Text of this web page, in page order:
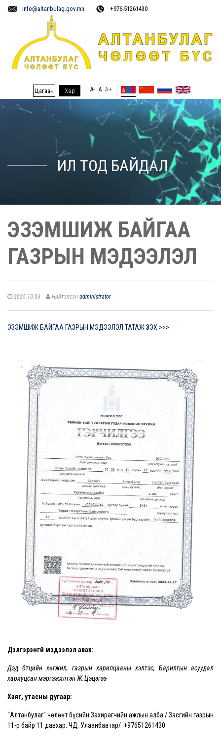
info@altanbulag.gov.mn +976-51261430
Цагаан Хар A- A A+
ИЛ ТОД БАЙДАЛ
ЭЗЭМШИЖ БАЙГАА
ГАЗРЫН МЭДЭЭЛЭЛ
2025.10.06 Нийтэлсэн administrator
ЭЗЭМШИЖ БАЙГАА ГАЗРЫН МЭДЭЭЛЭЛ ТАТАЖ ҮЗЭХ >>>
Дэлгэрэнгүй мэдээлэл авах:
Дэд бүтцийн хөгжил, газрын харилцааны хэлтэс, Барилгын асуудал
хариуцсан мэргэжилтэн Ж.Цэцэгээ
Хаяг, утасны дугаар:
“Алтанбулаг" чөлөөт бүсийн Захирагчийн ажлын алба / Засгийн газрын
11-р байр 11 давхар, ЧД, Улаанбаатар/ +97651261430